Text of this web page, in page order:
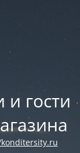
и гости